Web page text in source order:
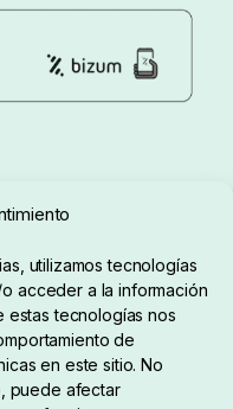
utilizamos tecnologías
acceder a la información
estas tecnologías nos
de
en este sitio. No
puede afectar